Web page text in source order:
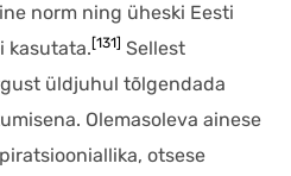
norm ning üheski Eesti
kasutata. [131] Sellest
üldjuhul tõlgendada
Olemasoleva ainese
otsese